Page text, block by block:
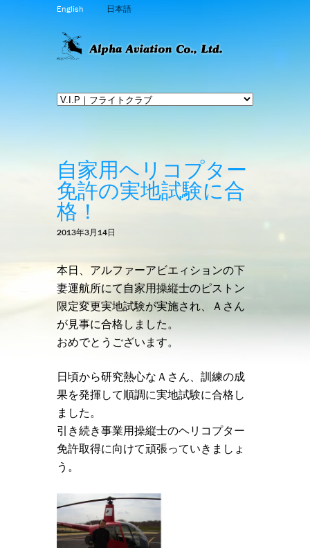
English 日本語
自家用ヘリコプター
免許の実地試験に合
格！
2013年3月14日
本日、アルファーアビエィションの下
妻運航所にて自家用操縦士のピストン
限定変更実地試験が実施され、Ａさん
が見事に合格しました。
おめでとうございます。
日頃から研究熱心なＡさん、訓練の成
果を発揮して順調に実地試験に合格し
ました。
引き続き事業用操縦士のヘリコプター
免許取得に向けて頑張っていきましょ
う。